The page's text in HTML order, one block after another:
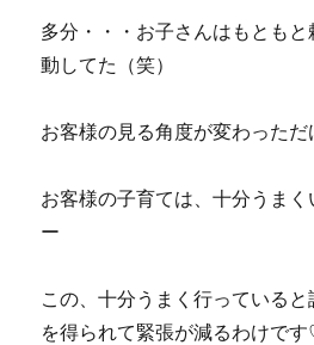
多分・・・お子さんはもとも
動してた（笑）
お客様の見る角度が変わっただ
お客様の子育ては、十分うま
ー
この、十分うまく行っている
を得られて緊張が減るわけで